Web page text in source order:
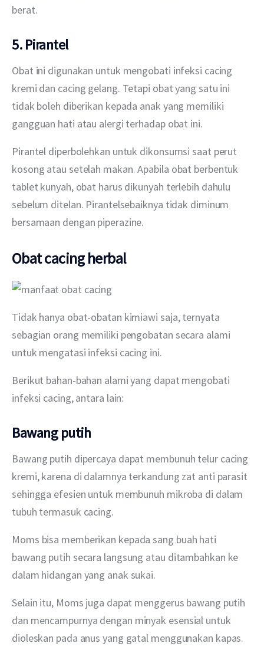
berat.
5. Pirantel
Obat ini digunakan untuk mengobati infeksi cacing
kremi dan cacing gelang. Tetapi obat yang satu ini
tidak boleh diberikan kepada anak yang memiliki
gangguan hati atau alergi terhadap obat ini.
Pirantel diperbolehkan untuk dikonsumsi saat perut
kosong atau setelah makan. Apabila obat berbentuk
tablet kunyah, obat harus dikunyah terlebih dahulu
sebelum ditelan. Pirantelsebaiknya tidak diminum
bersamaan dengan piperazine.
Obat cacing herbal
Tidak hanya obat-obatan kimiawi saja, ternyata
sebagian orang memiliki pengobatan secara alami
untuk mengatasi infeksi cacing ini.
Berikut bahan-bahan alami yang dapat mengobati
infeksi cacing, antara lain:
Bawang putih
Bawang putih dipercaya dapat membunuh telur cacing
kremi, karena di dalamnya terkandung zat anti parasit
sehingga efesien untuk membunuh mikroba di dalam
tubuh termasuk cacing.
Moms bisa memberikan kepada sang buah hati
bawang putih secara langsung atau ditambahkan ke
dalam hidangan yang anak sukai.
Selain itu, Moms juga dapat menggerus bawang putih
dan mencampurnya dengan minyak esensial untuk
dioleskan pada anus yang gatal menggunakan kapas.